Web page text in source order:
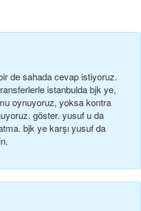
de sahada cevap i̇sti̇yoruz.
i̇stanbulda bjk ye,
oynuyoruz, yoksa kontra
göster. yusuf u da
bjk ye karşi yusuf da